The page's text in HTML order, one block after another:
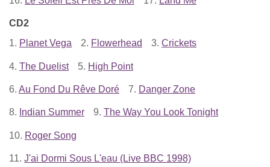
CD2
1. Planet Vega 2. Flowerhead 3. Crickets
4. The Duelist 5. High Point
6. Au Fond Du Rêve Doré 7. Danger Zone
8. Indian Summer 9. The Way You Look Tonight
10. Roger Song
11. J'ai Dormi Sous L'eau (Live BBC 1998)